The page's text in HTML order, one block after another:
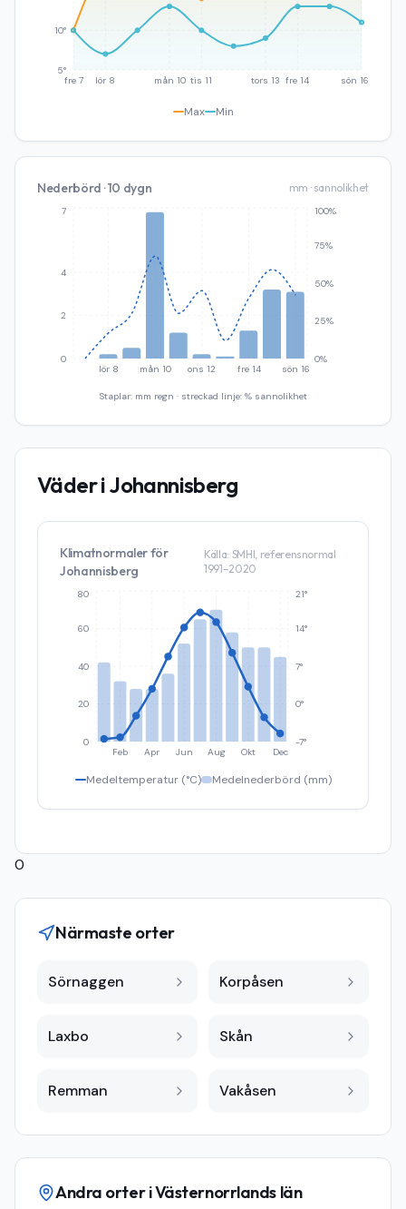
fre 7 lör 8 mån 10 tis 11 tors 13 fre 14 sön 16
5°
10°
Max Min
Nederbörd · 10 dygn mm · sannolikhet
lör 8 mån 10 ons 12 fre 14 sön 16
0
2
4
7
0%
25%
50%
75%
100%
Staplar: mm regn · streckad linje: % sannolikhet
Väder iJohannisberg
Klimatnormaler för
Johannisberg
Källa: SMHI, referensnormal
1991–2020
Feb Apr Jun Aug Okt Dec
0
20
40
60
80
-7°
0°
7°
14°
21°
Medeltemperatur (°C) Medelnederbörd (mm)
0
Närmaste orter
Sörnaggen Korpåsen
Laxbo Skån
Remman Vakåsen
Andra orter iVästernorrlands län